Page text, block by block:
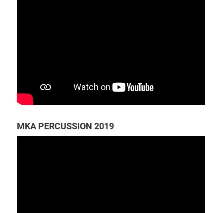
MKA PERCUSSION 2019